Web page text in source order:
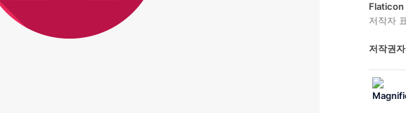
Flaticon
저작자
저작권